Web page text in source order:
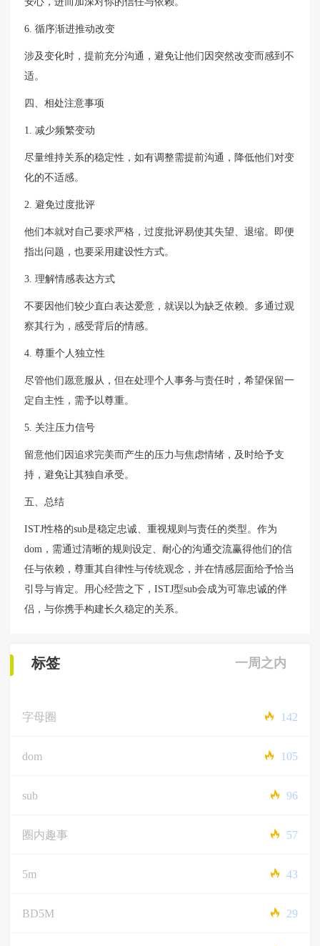
6. 循序渐进推动改变
涉及变化时，提前充分沟通，避免让他们因突然改变而感到不
适。
四、相处注意事项
1. 减少频繁变动
尽量维持关系的稳定性，如有调整需提前沟通，降低他们对变
化的不适感。
2. 避免过度批评
他们本就对自己要求严格，过度批评易使其失望、退缩。即便
指出问题，也要采用建设性方式。
3. 理解情感表达方式
不要因他们较少直白表达爱意，就误以为缺乏依赖。多通过观
察其行为，感受背后的情感。
4. 尊重个人独立性
尽管他们愿意服从，但在处理个人事务与责任时，希望保留一
定自主性，需予以尊重。
5. 关注压力信号
留意他们因追求完美而产生的压力与焦虑情绪，及时给予支
持，避免让其独自承受。
五、总结
ISTJ性格的sub是稳定忠诚、重视规则与责任的类型。作为
dom，需通过清晰的规则设定、耐心的沟通交流赢得他们的信
任与依赖，尊重其自律性与传统观念，并在情感层面给予恰当
引导与肯定。用心经营之下，ISTJ型sub会成为可靠忠诚的伴
侣，与你携手构建长久稳定的关系。
标签 一周之内
字母圈 142
dom 105
sub 96
圈内趣事 57
5m 43
BD5M 29